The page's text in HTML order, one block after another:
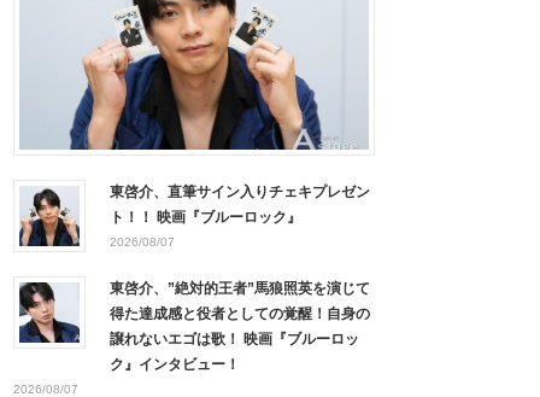
東啓介、直筆サイン入りチェキプレゼン
ト！！ 映画『ブルーロック』
2026/08/07
東啓介、”絶対的王者”馬狼照英を演じて
得た達成感と役者としての覚醒！自身の
譲れないエゴは歌！ 映画『ブルーロッ
ク』インタビュー！
2026/08/07